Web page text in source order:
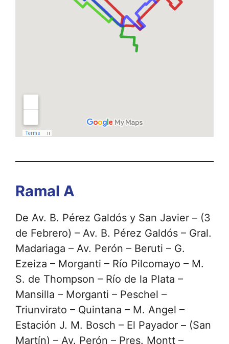
Ramal A
De Av. B. Pérez Galdós y San Javier – (3
de Febrero) – Av. B. Pérez Galdós – Gral.
Madariaga – Av. Perón – Beruti – G.
Ezeiza – Morganti – Río Pilcomayo – M.
S. de Thompson – Río de la Plata –
Mansilla – Morganti – Peschel –
Triunvirato – Quintana – M. Angel –
Estación J. M. Bosch – El Payador – (San
Martín) – Av. Perón – Pres. Montt –